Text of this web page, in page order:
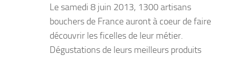
Le samedi 8 juin 2013, 1300 artisans
bouchers de France auront à coeur de faire
découvrir les ficelles de leur métier.
Dégustations de leurs meilleurs produits